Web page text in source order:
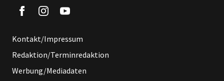
Kontakt/Impressum
Redaktion/Terminredaktion
Werbung/Mediadaten